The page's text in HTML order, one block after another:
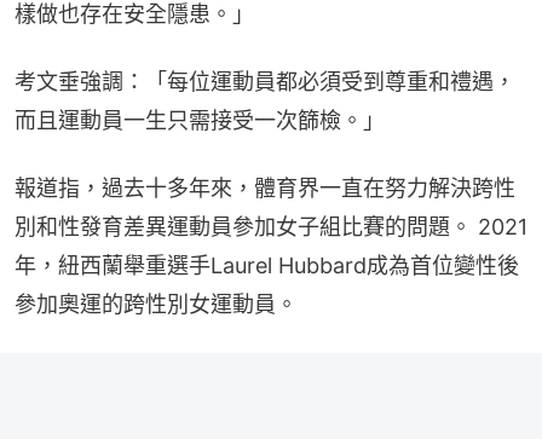
樣做也存在安全隱患。」
考文垂強調：「每位運動員都必須受到尊重和禮遇，
而且運動員一生只需接受一次篩檢。」
報道指，過去十多年來，體育界一直在努力解決跨性
別和性發育差異運動員參加女子組比賽的問題。 2021
年，紐西蘭舉重選手Laurel Hubbard成為首位變性後
參加奧運的跨性別女運動員。